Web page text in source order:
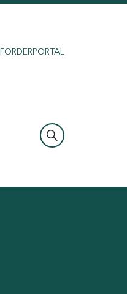
FÖRDERPORTAL